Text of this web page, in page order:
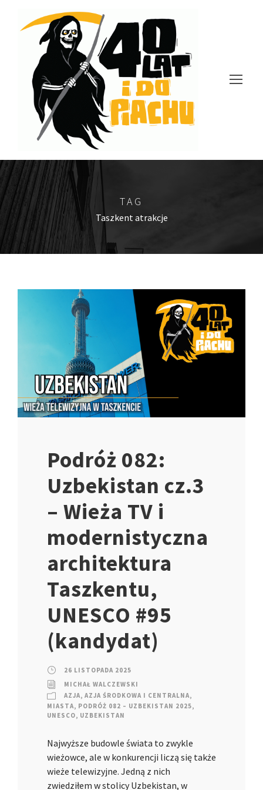
TAG
Taszkent atrakcje
Podróż 082:
Uzbekistan cz.3
– Wieża TV i
modernistyczna
architektura
Taszkentu,
UNESCO #95
(kandydat)
26 LISTOPADA 2025
MICHAŁ WALCZEWSKI
AZJA, AZJA ŚRODKOWA I CENTRALNA,
MIASTA, PODRÓŻ 082 – UZBEKISTAN 2025,
UNESCO, UZBEKISTAN
Najwyższe budowle świata to zwykle
wieżowce, ale w konkurencji liczą się także
wieże telewizyjne. Jedną z nich
zwiedziłem w stolicy Uzbekistan, w